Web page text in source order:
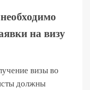
на визу
визы во
должны